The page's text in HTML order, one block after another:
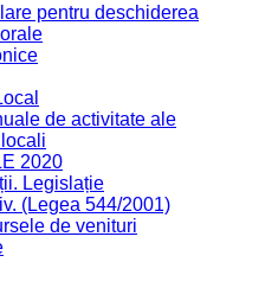
pentru deschiderea
de activitate ale
2020
Legislație
(Legea 544/2001)
de venituri